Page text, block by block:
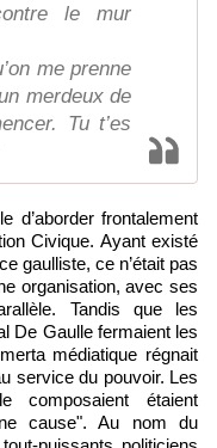
le mur
me prenne
merdeux de
Tu t’es
d’aborder frontalement
Civique. Ayant existé
gaulliste, ce n’était pas
organisation, avec ses
Tandis que les
De Gaulle fermaient les
médiatique régnait
service du pouvoir. Les
composaient étaient
cause". Au nom du